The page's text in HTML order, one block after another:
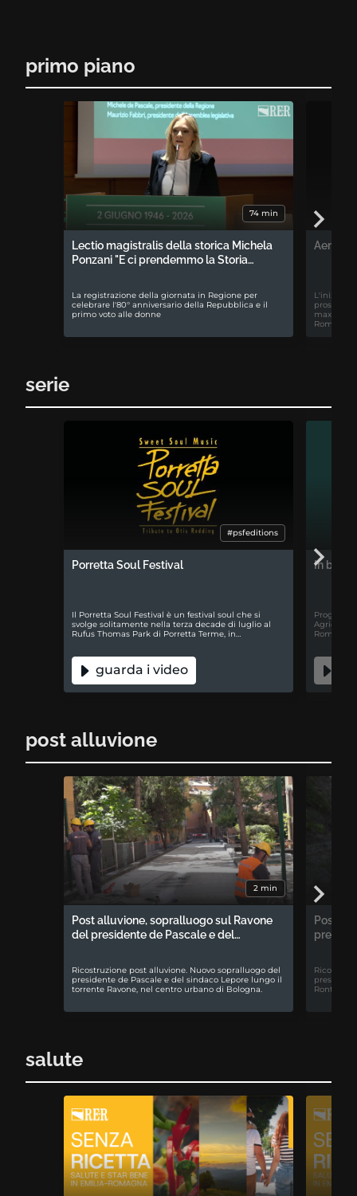
primo piano
74 min
Lectio magistralis della storica Michela
Ponzani "E ci prendemmo la Storia…
La registrazione della giornata in Regione per
celebrare l'80° anniversario della Repubblica e il
primo voto alle donne
Aemilia
Romagna
serie
#psfeditions
Porretta Soul Festival
Il Porretta Soul Festival è un festival soul che si
svolge solitamente nella terza decade di luglio al
Rufus Thomas Park di Porretta Terme, in…
guarda i video
In
Progetto
post alluvione
2 min
Post alluvione, sopralluogo sul Ravone
del presidente de Pascale e del…
Ricostruzione post alluvione. Nuovo sopralluogo del
presidente de Pascale e del sindaco Lepore lungo il
torrente Ravone, nel centro urbano di Bologna.
Post
Rontini a
salute